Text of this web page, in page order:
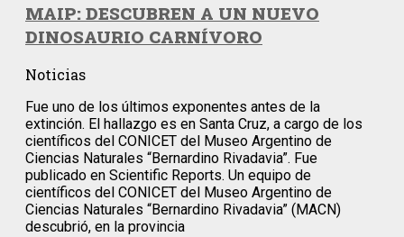
MAIP: DESCUBREN A UN NUEVO
DINOSAURIO CARNÍVORO
Noticias
Fue uno de los últimos exponentes antes de la
extinción. El hallazgo es en Santa Cruz, a cargo de los
científicos del CONICET del Museo Argentino de
Ciencias Naturales “Bernardino Rivadavia”. Fue
publicado en Scientific Reports. Un equipo de
científicos del CONICET del Museo Argentino de
Ciencias Naturales “Bernardino Rivadavia” (MACN)
descubrió, en la provincia